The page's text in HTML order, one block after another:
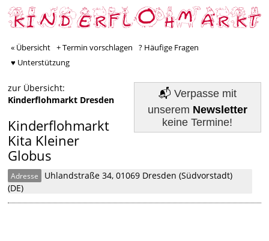
« Übersicht + Termin vorschlagen
? Häufige Fragen
♥ Unterstützung
📬 Verpasse mit
unserem Newsletter
keine Termine!
zur Übersicht:
Kinderflohmarkt Dresden
Kinderflohmarkt
Kita Kleiner
Globus
Adresse
Uhlandstraße 34, 01069 Dresden (Südvorstadt)
(DE)